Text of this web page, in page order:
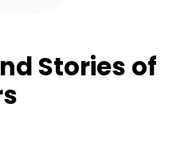
Stories of